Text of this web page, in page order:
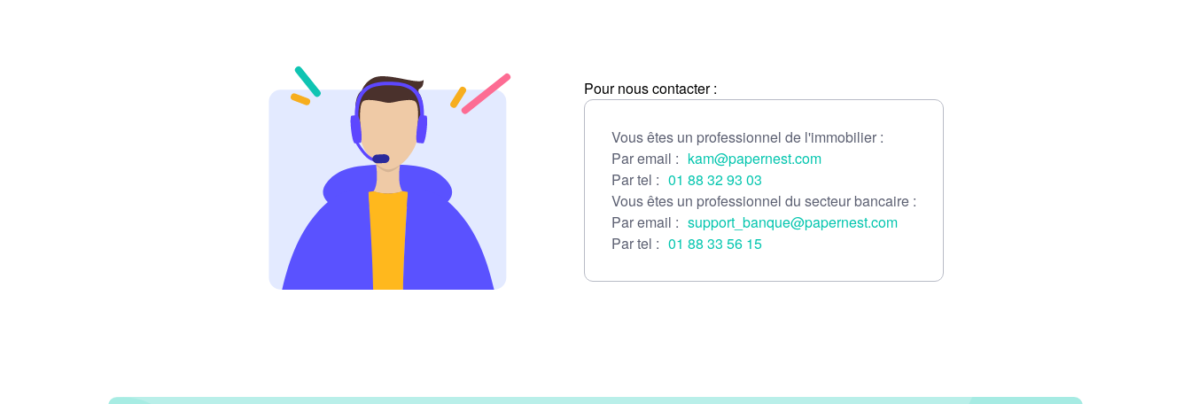
Pour nous contacter :
Vous êtes un professionnel de l'immobilier :
Par email : kam@papernest.com
Par tel : 01 88 32 93 03
Vous êtes un professionnel du secteur bancaire :
Par email : support_banque@papernest.com
Par tel : 01 88 33 56 15